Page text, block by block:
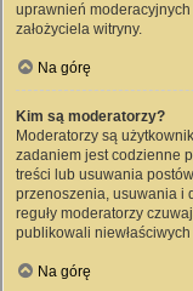
uprawnień
założyciela witryny.
Na górę
Kim są moderatorzy?
Moderatorzy są
zadaniem jest codzienne
treści lub usuwania
przenoszenia, usuwania i
reguły moderatorzy
publikowali
Na górę